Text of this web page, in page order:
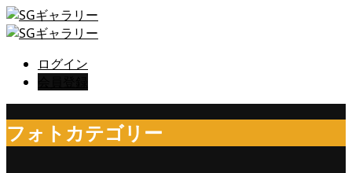
ログイン
フォトカテゴリー